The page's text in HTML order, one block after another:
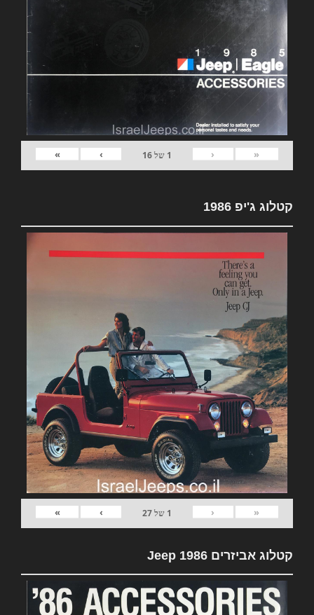
«
‹
1 של16
›
»
קטלוג ג'יפ 1986
«
‹
1 של27
›
»
קטלוג אביזרים Jeep 1986